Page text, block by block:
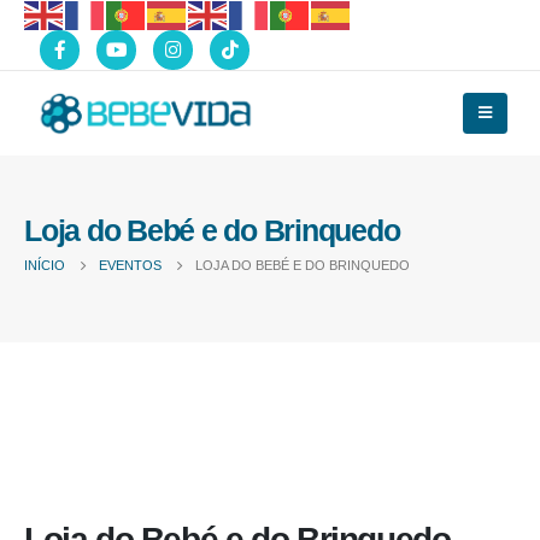
Loja do Bebé e do Brinquedo
INÍCIO EVENTOS LOJA DO BEBÉ E DO BRINQUEDO